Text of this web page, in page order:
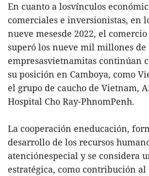
En cuanto a losvínculos
comerciales e inversionistas, en
nueve mesesde 2022, el
superó los nueve mil millones de
empresasvietnamitas continúan
su posición en Camboya, como
el grupo de caucho de Vietnam,
Hospital Cho Ray-PhnomPenh.
La cooperación eneducación,
desarrollo de los recursos
atenciónespecial y se considera
estratégica, como contribución al